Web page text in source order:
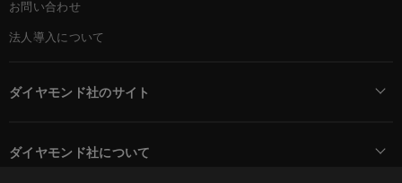
お問い合わせ
法人導入について
ダイヤモンド社のサイト
ダイヤモンド社について